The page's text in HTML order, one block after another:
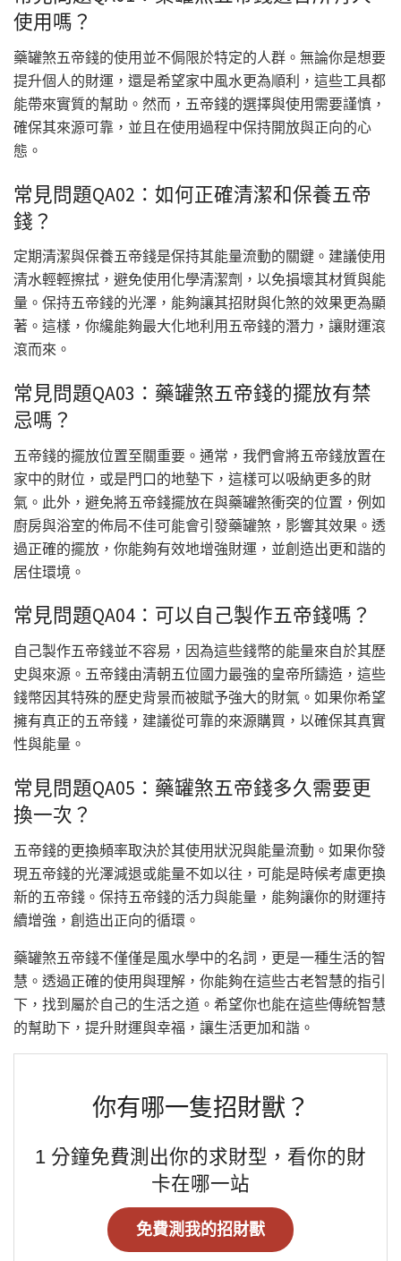
使用嗎？
藥罐煞五帝錢的使用並不侷限於特定的人群。無論你是想要
提升個人的財運，還是希望家中風水更為順利，這些工具都
能帶來實質的幫助。然而，五帝錢的選擇與使用需要謹慎，
確保其來源可靠，並且在使用過程中保持開放與正向的心
態。
常見問題QA02：如何正確清潔和保養五帝
錢？
定期清潔與保養五帝錢是保持其能量流動的關鍵。建議使用
清水輕輕擦拭，避免使用化學清潔劑，以免損壞其材質與能
量。保持五帝錢的光澤，能夠讓其招財與化煞的效果更為顯
著。這樣，你纔能夠最大化地利用五帝錢的潛力，讓財運滾
滾而來。
常見問題QA03：藥罐煞五帝錢的擺放有禁
忌嗎？
五帝錢的擺放位置至關重要。通常，我們會將五帝錢放置在
家中的財位，或是門口的地墊下，這樣可以吸納更多的財
氣。此外，避免將五帝錢擺放在與藥罐煞衝突的位置，例如
廚房與浴室的佈局不佳可能會引發藥罐煞，影響其效果。透
過正確的擺放，你能夠有效地增強財運，並創造出更和諧的
居住環境。
常見問題QA04：可以自己製作五帝錢嗎？
自己製作五帝錢並不容易，因為這些錢幣的能量來自於其歷
史與來源。五帝錢由清朝五位國力最強的皇帝所鑄造，這些
錢幣因其特殊的歷史背景而被賦予強大的財氣。如果你希望
擁有真正的五帝錢，建議從可靠的來源購買，以確保其真實
性與能量。
常見問題QA05：藥罐煞五帝錢多久需要更
換一次？
五帝錢的更換頻率取決於其使用狀況與能量流動。如果你發
現五帝錢的光澤減退或能量不如以往，可能是時候考慮更換
新的五帝錢。保持五帝錢的活力與能量，能夠讓你的財運持
續增強，創造出正向的循環。
藥罐煞五帝錢不僅僅是風水學中的名詞，更是一種生活的智
慧。透過正確的使用與理解，你能夠在這些古老智慧的指引
下，找到屬於自己的生活之道。希望你也能在這些傳統智慧
的幫助下，提升財運與幸福，讓生活更加和諧。
你有哪一隻招財獸？
1 分鐘免費測出你的求財型，看你的財
卡在哪一站
免費測我的招財獸